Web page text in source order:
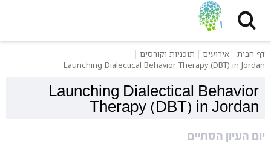
דף הבית אירועים
תוכניות וקורסים
Launching Dialectical Behavior Therapy (DBT) in Jordan
Launching Dialectical Behavior
Therapy (DBT) in Jordan
יום העיון הסתיים